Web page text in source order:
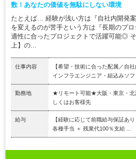
数！あなたの価値を無駄にしない環境
たとえば… 経験が浅い方は『自社内開発
を変えるのが苦手という方は『長期のプ
適性に合ったプロジェクトで活躍可能◎
上】の...
仕事内容
【希望・技術に合った配属／自
インフラエンジニア・組込みソ
勤務地
★リモート可能★大阪・東京・北
しくはお客様先
給与
【経験に応じて前職給与保証あ
各種手当 ＋ 残業代100％支給 ...